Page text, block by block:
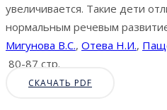
увеличивается. Такие дети
нормальным речевым
Мигунова В.С., Отева Н.И.,
80-87 стр.
СКАЧАТЬ PDF